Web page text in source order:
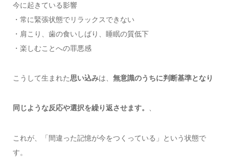
今に起きている影響
・常に緊張状態でリラックスできない
・肩こり、歯の食いしばり、睡眠の質低下
・楽しむことへの罪悪感
こうして生まれた思い込みは、 無意識のうちに判断基準となり
同じような反応や選択を繰り返させます。 、
これが、「間違った記憶が今をつくっている」という状態で
す。